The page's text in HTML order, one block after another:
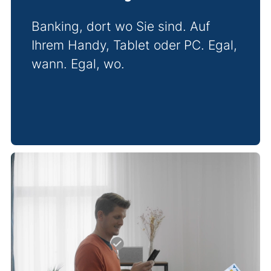
Banking, dort wo Sie sind. Auf
Ihrem Handy, Tablet oder PC. Egal,
wann. Egal, wo.